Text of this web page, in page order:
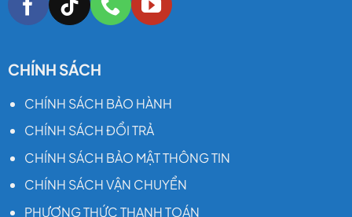
Pin 15AH,
mà chạy
điện
60-
70km, là
đúng, chỉ
phóng
CHÍNH SÁCH
CHÍNH SÁCH BẢO HÀNH
CHÍNH SÁCH ĐỔI TRẢ
CHÍNH SÁCH BẢO MẬT THÔNG TIN
CHÍNH SÁCH VẬN CHUYỂN
PHƯƠNG THỨC THANH TOÁN